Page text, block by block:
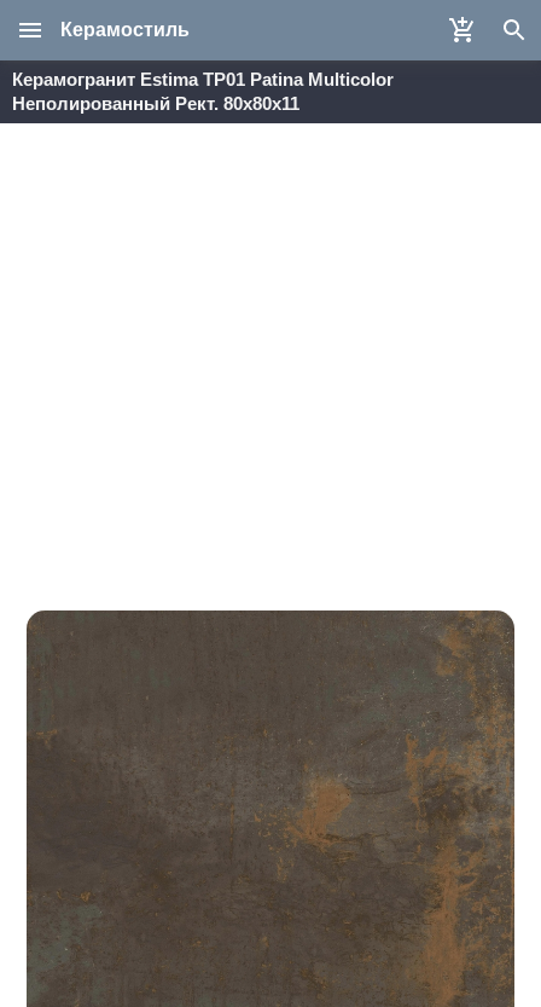
Керамостиль
Керамогранит Estima TP01 Patina Multicolor
Неполированный Рект. 80x80x11